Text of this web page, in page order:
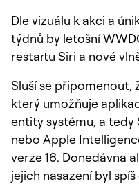
Dle vizuálu k akci a
týdnů by letošní
restartu Siri a nové
Sluší se připomenout,
který umožňuje
entity systému, a
nebo Apple
verze 16. Donedávna
jejich nasazení byl